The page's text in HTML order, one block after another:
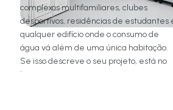
complexos multifamiliares, clubes
desportivos, residências de estudantes
qualquer edifício onde o consumo de
água vá além de uma única habitação.
Se isso descreve o seu projeto, está no
lugar certo.